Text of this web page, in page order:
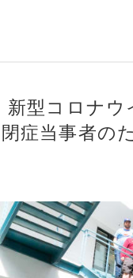
新型コロナ
閉症当事者の